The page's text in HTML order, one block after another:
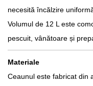
necesită încălzire
Volumul de 12 L este
pescuit, vânătoare și
Materiale
Ceaunul este fabricat din